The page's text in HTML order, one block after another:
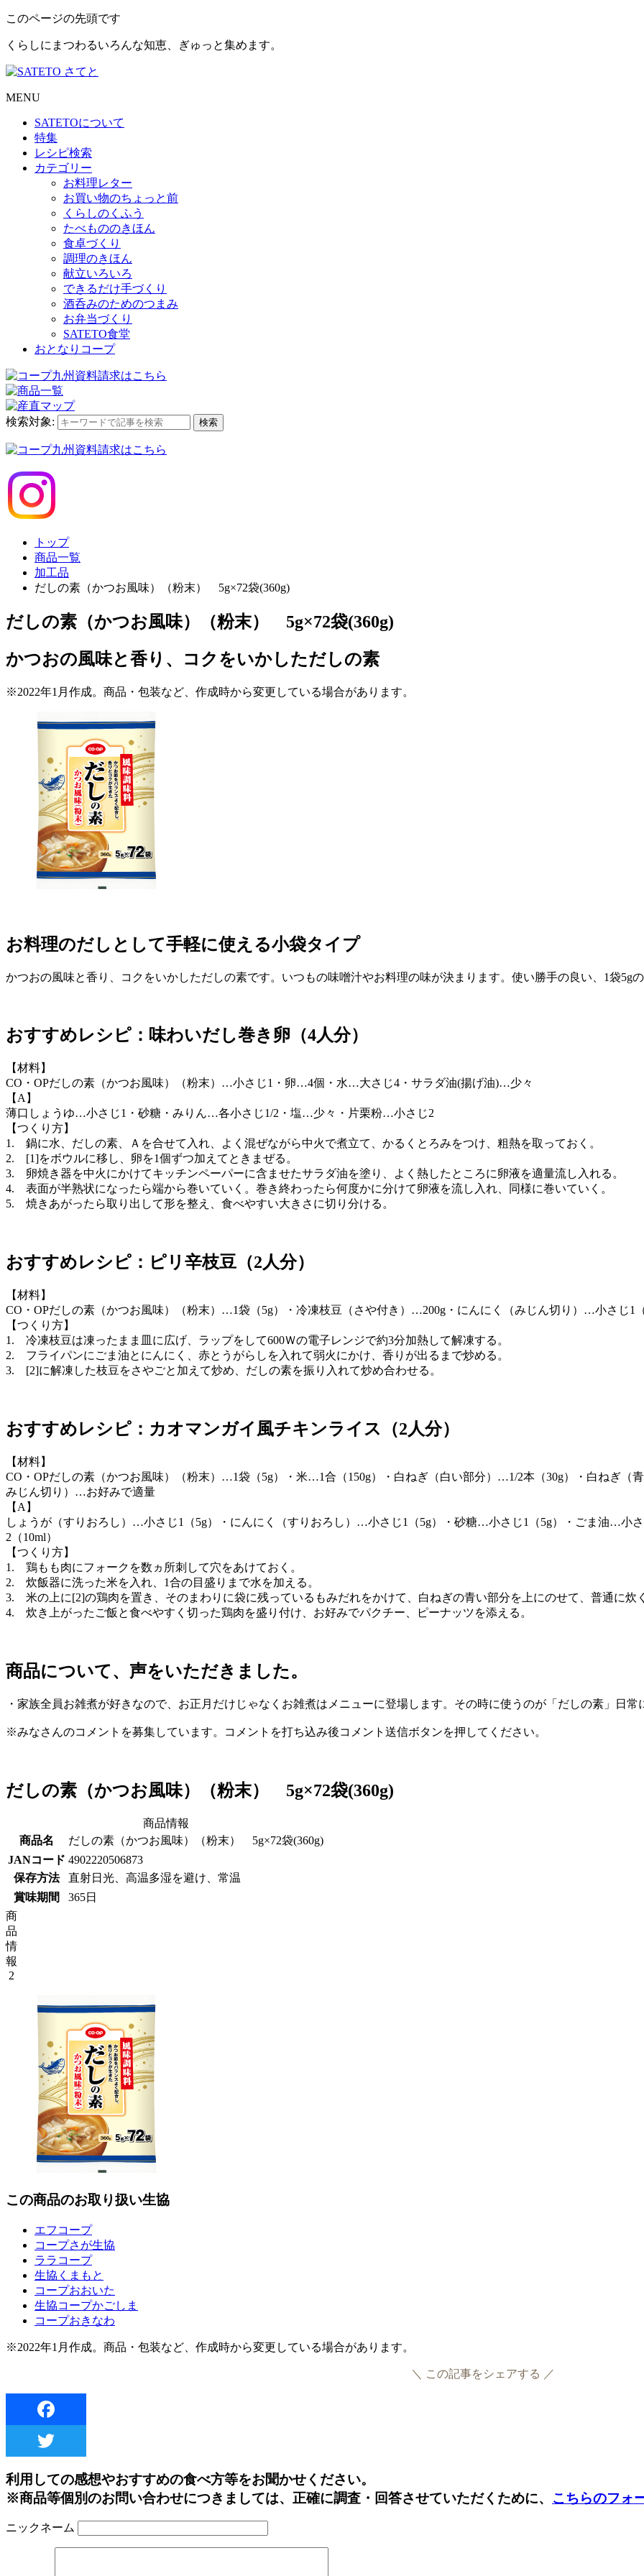
このページの先頭です
くらしにまつわるいろんな知恵、ぎゅっと集めます。
MENU
SATETOについて
特集
レシピ検索
カテゴリー
お料理レター
お買い物のちょっと前
くらしのくふう
たべもののきほん
食卓づくり
調理のきほん
献立いろいろ
できるだけ手づくり
酒呑みのためのつまみ
お弁当づくり
SATETO食堂
おとなりコープ
検索対象: 検索
トップ
商品一覧
加工品
だしの素（かつお風味）（粉末） 5g×72袋(360g)
だしの素（かつお風味）（粉末） 5g×72袋(360g)
かつおの風味と香り、コクをいかしただしの素
※2022年1月作成。商品・包装など、作成時から変更している場合があります。
お料理のだしとして手軽に使える小袋タイプ
かつおの風味と香り、コクをいかしただしの素です。いつもの味噌汁やお料理の味が決まります。使い勝手の良い、1袋5gの
おすすめレシピ：味わいだし巻き卵（4人分）
【材料】
CO・OPだしの素（かつお風味）（粉末）…小さじ1・卵…4個・水…大さじ4・サラダ油(揚げ油)…少々
【A】
薄口しょうゆ…小さじ1・砂糖・みりん…各小さじ1/2・塩…少々・片栗粉…小さじ2
【つくり方】
1. 鍋に水、だしの素、Ａを合せて入れ、よく混ぜながら中火で煮立て、かるくとろみをつけ、粗熱を取っておく。
2. [1]をボウルに移し、卵を1個ずつ加えてときまぜる。
3. 卵焼き器を中火にかけてキッチンペーパーに含ませたサラダ油を塗り、よく熱したところに卵液を適量流し入れる。
4. 表面が半熟状になったら端から巻いていく。巻き終わったら何度かに分けて卵液を流し入れ、同様に巻いていく。
5. 焼きあがったら取り出して形を整え、食べやすい大きさに切り分ける。
おすすめレシピ：ピリ辛枝豆（2人分）
【材料】
CO・OPだしの素（かつお風味）（粉末）…1袋（5g）・冷凍枝豆（さや付き）…200g・にんにく（みじん切り）…小さじ1
【つくり方】
1. 冷凍枝豆は凍ったまま皿に広げ、ラップをして600Ｗの電子レンジで約3分加熱して解凍する。
2. フライパンにごま油とにんにく、赤とうがらしを入れて弱火にかけ、香りが出るまで炒める。
3. [2]に解凍した枝豆をさやごと加えて炒め、だしの素を振り入れて炒め合わせる。
おすすめレシピ：カオマンガイ風チキンライス（2人分）
【材料】
CO・OPだしの素（かつお風味）（粉末）…1袋（5g）・米…1合（150g）・白ねぎ（白い部分）…1/2本（30g）・白ねぎ
みじん切り）…お好みで適量
【A】
しょうが（すりおろし）…小さじ1（5g）・にんにく（すりおろし）…小さじ1（5g）・砂糖…小さじ1（5g）・ごま油…小
2（10ml）
【つくり方】
1. 鶏もも肉にフォークを数ヵ所刺して穴をあけておく。
2. 炊飯器に洗った米を入れ、1合の目盛りまで水を加える。
3. 米の上に[2]の鶏肉を置き、そのまわりに袋に残っているもみだれをかけて、白ねぎの青い部分を上にのせて、普通に炊
4. 炊き上がったご飯と食べやすく切った鶏肉を盛り付け、お好みでパクチー、ピーナッツを添える。
商品について、声をいただきました。
・家族全員お雑煮が好きなので、お正月だけじゃなくお雑煮はメニューに登場します。その時に使うのが「だしの素」日常
※みなさんのコメントを募集しています。コメントを打ち込み後コメント送信ボタンを押してください。
だしの素（かつお風味）（粉末） 5g×72袋(360g)
商品情報
商品名
だしの素（かつお風味）（粉末） 5g×72袋(360g)
JANコード 4902220506873
保存方法
直射日光、高温多湿を避け、常温
賞味期間
365日
商
品
情
報
2
この商品のお取り扱い生協
エフコープ
コープさが生協
ララコープ
生協くまもと
コープおおいた
生協コープかごしま
コープおきなわ
※2022年1月作成。商品・包装など、作成時から変更している場合があります。
＼ この記事をシェアする ／
利用しての感想やおすすめの食べ方等をお聞かせください。
※商品等個別のお問い合わせにつきましては、正確に調査・回答させていただくために、 こちらのフォ
ニックネーム